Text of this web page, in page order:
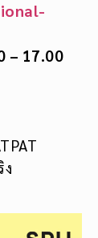
– 17.00